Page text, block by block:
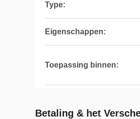
Type:
Eigenschappen:
Toepassing binnen:
Betaling & het